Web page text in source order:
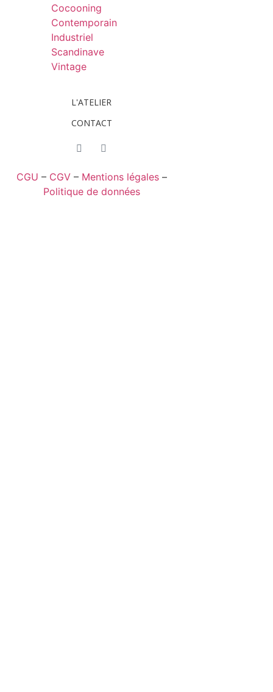
Cocooning
Contemporain
Industriel
Scandinave
Vintage
L'ATELIER
CONTACT
CGU – CGV – Mentions légales –
Politique de données